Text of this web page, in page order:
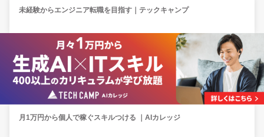
未経験からエンジニア転職を目指す｜テックキャンプ
月1万円から個人で稼ぐスキルつける ｜AIカレッジ